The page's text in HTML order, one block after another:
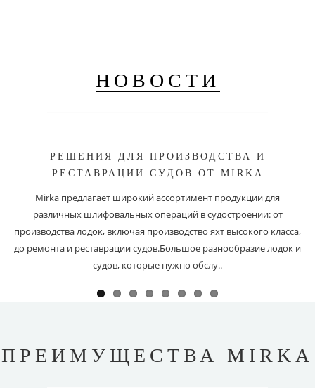
НОВОСТИ
РЕШЕНИЯ ДЛЯ ПРОИЗВОДСТВА И
РЕСТАВРАЦИИ СУДОВ ОТ MIRKA
Mirka предлагает широкий ассортимент продукции для
различных шлифовальных операций в судостроении: от
производства лодок, включая производство яхт высокого класса,
до ремонта и реставрации судов.Большое разнообразие лодок и
судов, которые нужно обслу..
ПРЕИМУЩЕСТВА MIRKA